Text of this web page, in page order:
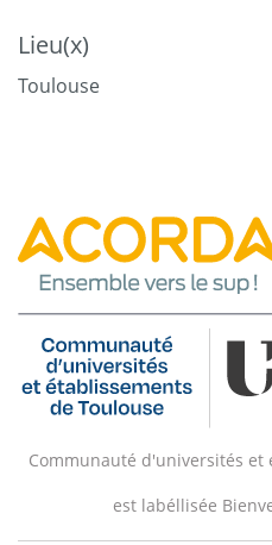
Concevoir et développer
Construire une politique de
Lieu(x)
Toulouse
Communauté d'universités et
est labéllisée